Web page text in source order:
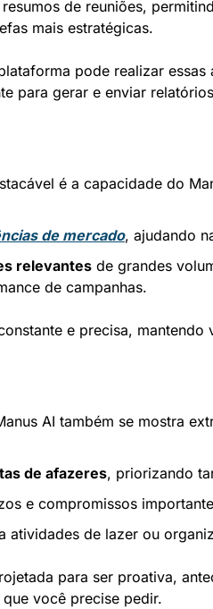
de reuniões,
mais estratégicas.
pode realizar
para gerar e enviar
é a capacidade do
de mercado, ajudando
relevantes de grandes
de campanhas.
e precisa,
AI também se mostra
de afazeres, priorizando
e compromissos
atividades de lazer ou
para ser proativa,
você precise pedir.